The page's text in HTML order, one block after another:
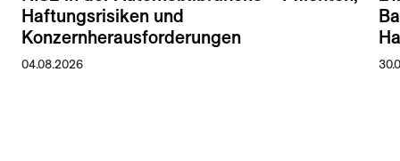
Haftungsrisiken und
Konzernherausforderungen
04.08.2026